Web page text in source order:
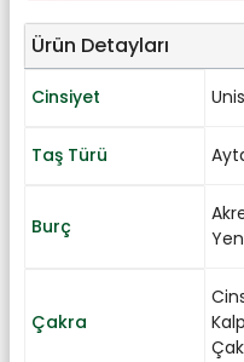
Ürün Detayları
Cinsiyet
Taş Türü
Burç
Çakra